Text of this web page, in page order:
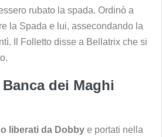
rubato la spada. Ordinò a
la Spada e lui, assecondando la
Il Folletto disse a Bellatrix che si
dei Maghi
liberati da Dobby e portati nella